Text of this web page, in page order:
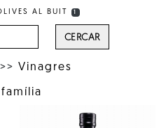
AL BUIT
CERCAR
>> Vinagres